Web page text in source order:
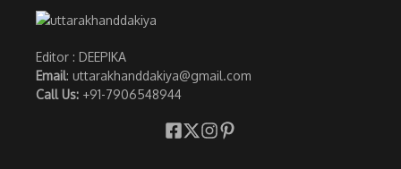
Editor : DEEPIKA
Email: uttarakhanddakiya@gmail.com
Call Us: +91-7906548944